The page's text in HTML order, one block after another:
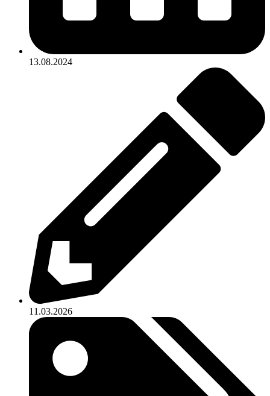
13.08.2024
11.03.2026